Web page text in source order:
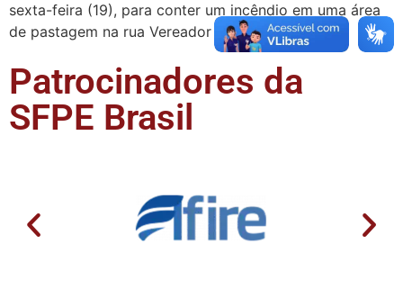
sexta-feira (19), para conter um incêndio em uma área
de pastagem na rua Vereador Jose Veloso …
Patrocinadores da
SFPE Brasil